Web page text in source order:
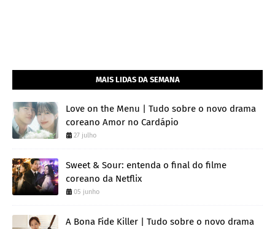
MAIS LIDAS DA SEMANA
Love on the Menu | Tudo sobre o novo drama
coreano Amor no Cardápio
27 julho
Sweet & Sour: entenda o final do filme
coreano da Netflix
05 junho
A Bona Fide Killer | Tudo sobre o novo drama